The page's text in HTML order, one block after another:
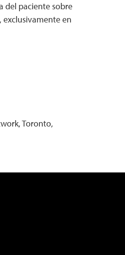
del paciente sobre
en
Toronto,